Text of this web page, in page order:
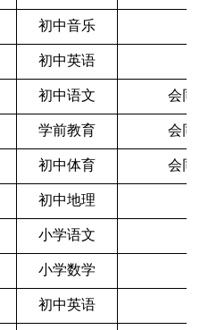
初中音乐
初中英语
初中语文 会同
学前教育 会同
初中体育 会同
初中地理
小学语文
小学数学
初中英语